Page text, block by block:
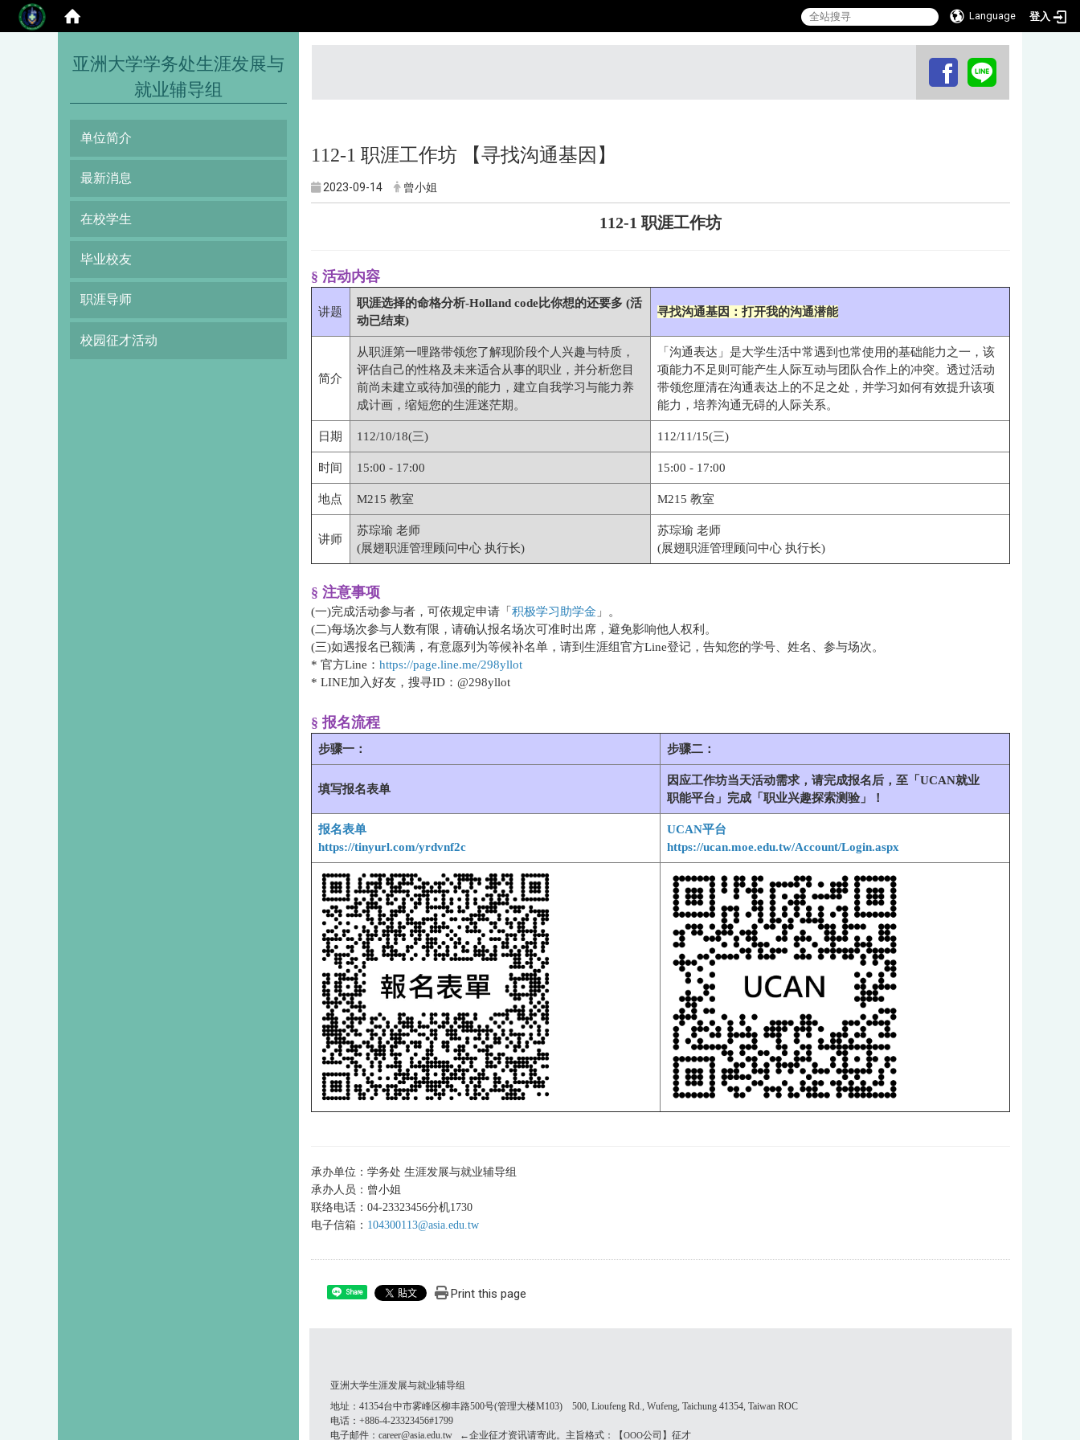
Language 登入
亚洲大学学务处生涯发展与
就业辅导组
单位简介
最新消息
在校学生
毕业校友
职涯导师
校园征才活动
112-1 职涯工作坊 【寻找沟通基因】
2023-09-14 曾小姐
112-1 职涯工作坊
§ 活动内容
讲题
职涯选择的命格分析-Holland code比你想的还要多 (活
动已结束)
寻找沟通基因：打开我的沟通潜能
简介
从职涯第一哩路带领您了解现阶段个人兴趣与特质，
评估自己的性格及未来适合从事的职业，并分析您目
前尚未建立或待加强的能力，建立自我学习与能力养
成计画，缩短您的生涯迷茫期。
「沟通表达」是大学生活中常遇到也常使用的基础能力之一，该
项能力不足则可能产生人际互动与团队合作上的冲突。透过活动
带领您厘清在沟通表达上的不足之处，并学习如何有效提升该项
能力，培养沟通无碍的人际关系。
日期 112/10/18(三) 112/11/15(三)
时间 15:00 - 17:00 15:00 - 17:00
地点 M215 教室 M215 教室
讲师
苏琮瑜 老师
(展翅职涯管理顾问中心 执行长)
苏琮瑜 老师
(展翅职涯管理顾问中心 执行长)
§ 注意事项
(一)完成活动参与者，可依规定申请「 积极学习助学金 」。
(二)每场次参与人数有限，请确认报名场次可准时出席，避免影响他人权利。
(三)如遇报名已额满，有意愿列为等候补名单，请到生涯组官方Line登记，告知您的学号、姓名、参与场次。
* 官方Line： https://page.line.me/298yllot
* LINE加入好友，搜寻ID：@298yllot
§ 报名流程
步骤一： 步骤二：
填写报名表单
因应工作坊当天活动需求，请完成报名后，至「UCAN就业
职 能平台」完成「职业兴趣探索测验」！
报名表单
https://tinyurl.com/yrdvnf2c
UCAN平台
https://ucan.moe.edu.tw/Account/Login.aspx
承办单位：学务处 生涯发展与就业辅导组
承办人员：曾小姐
联络电话：04-23323456分机1730
电子信箱： 104300113@asia.edu.tw
Share Print this page
亚洲大学生涯发展与就业辅导组
地址：41354台中市雾峰区柳丰路500号(管理大楼M103) 500, Lioufeng Rd., Wufeng, Taichung 41354, Taiwan ROC
电话：+886-4-23323456#1799
电子邮件：career@asia.edu.tw ←企业征才资讯请寄此。主旨格式：【OOO公司】征才